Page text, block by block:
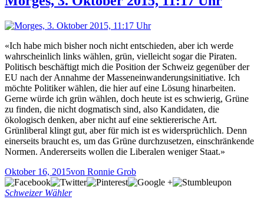
«Ich habe mich bisher noch nicht entschieden, aber ich werde
wahrscheinlich links wählen, grün, vielleicht sogar die Piraten.
Politisch beschäftigt mich die Position der Schweiz gegenüber der
EU nach der Annahme der Masseneinwanderungsinitiative. Ich
möchte Politiker wählen, die hier auf eine Lösung hinarbeiten.
Gerne würde ich grün wählen, doch heute ist es schwierig, Grüne
zu finden, die nicht dogmatisch sind, also Kandidaten, die
ökologisch denken, aber nicht auf eine sektiererische Art.
Grünliberal klingt gut, aber für mich ist es widersprüchlich. Denn
einerseits braucht es, um das Grüne durchzusetzen, einschränkende
Normen. Andererseits wollen die Liberalen weniger Staat.»
Oktober 16, 2015von Ronnie Grob
Schweizer Wähler